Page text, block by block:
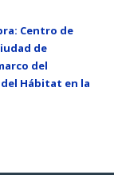
Centro de
de
del
Hábitat en la